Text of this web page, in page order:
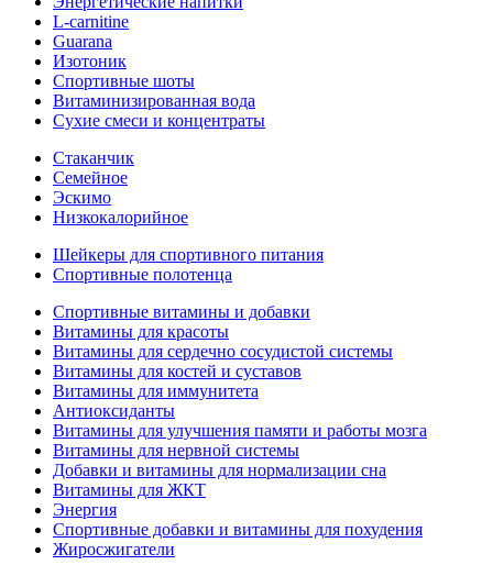
L-carnitine
Guarana
Изотоник
Спортивные шоты
Витаминизированная вода
Сухие смеси и концентраты
Стаканчик
Семейное
Эскимо
Низкокалорийное
Шейкеры для спортивного питания
Спортивные полотенца
Спортивные витамины и добавки
Витамины для красоты
Витамины для сердечно сосудистой системы
Витамины для костей и суставов
Витамины для иммунитета
Антиоксиданты
Витамины для улучшения памяти и работы мозга
Витамины для нервной системы
Добавки и витамины для нормализации сна
Витамины для ЖКТ
Энергия
Спортивные добавки и витамины для похудения
Жиросжигатели